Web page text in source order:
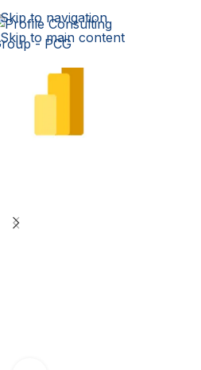
Skip to navigation
Skip to main content